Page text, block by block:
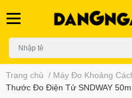
Trang chủ / Máy Đo Khoảng
Thước Đo Điện Tử SNDWAY 50m